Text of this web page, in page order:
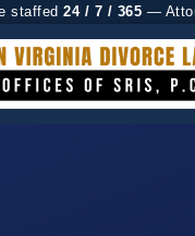
staffed 24 / 7 / 365 —